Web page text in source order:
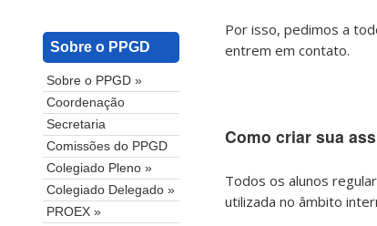
Sobre o PPGD
Sobre o PPGD »
Coordenação
Secretaria
Comissões do PPGD
Colegiado Pleno »
Colegiado Delegado »
PROEX »
Por isso, pedimos a
entrem em contato.
Como criar sua
Todos os alunos
utilizada no âmbito